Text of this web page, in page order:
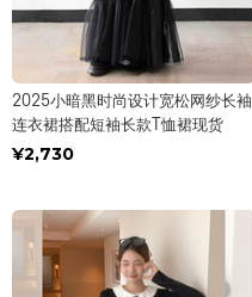
2025小暗黑时尚设计宽松网纱长袖
连衣裙搭配短袖长款T恤裙现货
¥2,730